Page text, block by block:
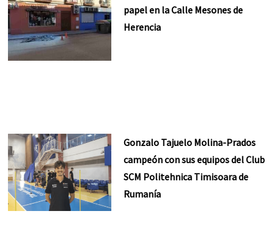
papel en la Calle Mesones de
Herencia
Gonzalo Tajuelo Molina-Prados
campeón con sus equipos del Club
SCM Politehnica Timisoara de
Rumanía